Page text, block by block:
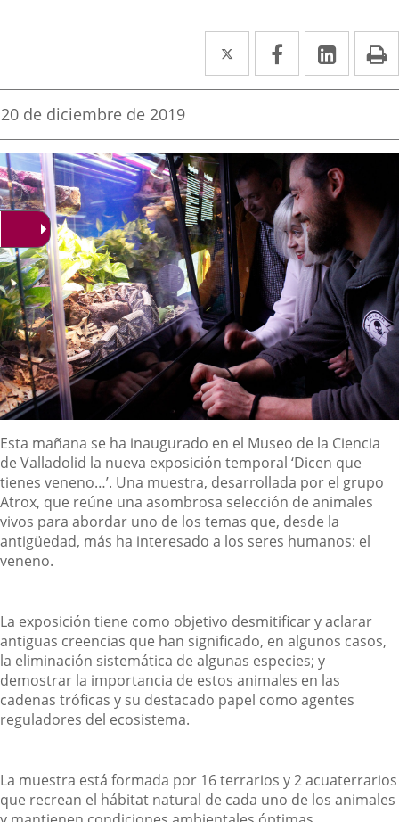
Twitter
Enlace
a
aplicación
externa.
Facebook
Enlace
a
aplicación
externa.
Enlace
a
Fecha
la
noticia
20 de diciembre de 2019
Descripción
Esta mañana se ha inaugurado en el Museo de la Ciencia
de Valladolid la nueva exposición temporal ‘Dicen que
tienes veneno…’. Una muestra, desarrollada por el grupo
Atrox, que reúne una asombrosa selección de animales
vivos para abordar uno de los temas que, desde la
antigüedad, más ha interesado a los seres humanos: el
veneno.
La exposición tiene como objetivo desmitificar y aclarar
antiguas creencias que han significado, en algunos casos,
la eliminación sistemática de algunas especies; y
demostrar la importancia de estos animales en las
cadenas tróficas y su destacado papel como agentes
reguladores del ecosistema.
La muestra está formada por 16 terrarios y 2 acuaterrarios
que recrean el hábitat natural de cada uno de los animales